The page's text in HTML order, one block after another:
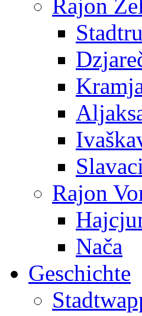
Rajon
Rajon
Nača
Geschichte